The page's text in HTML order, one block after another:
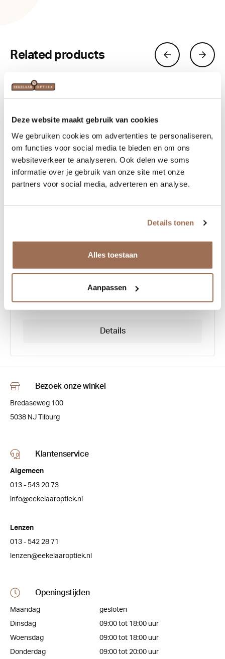
Deze website maakt gebruik van cookies
We gebruiken cookies om advertenties te personaliseren,
om functies voor social media te bieden en om ons
websiteverkeer te analyseren. Ook delen we soms
informatie over je gebruik van onze site met onze
partners voor social media, adverteren en analyse.
Details tonen
Alles toestaan
Aanpassen
Related products
€ 369,00
Details
Bezoek onze winkel
Bredaseweg 100
5038 NJ Tilburg
Klantenservice
Algemeen
013 - 543 20 73
info@eekelaaroptiek.nl
Lenzen
013 - 542 28 71
lenzen@eekelaaroptiek.nl
Openingstijden
Maandag
gesloten
Dinsdag
09:00 tot 18:00 uur
Woensdag
09:00 tot 18:00 uur
Donderdag
09:00 tot 20:00 uur